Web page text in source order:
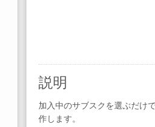
説明
加入中のサブスクを選ぶだけ
作します。